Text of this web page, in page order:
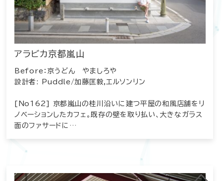
アラビカ京都嵐山
Before：京うどん やましろや
設計者: Puddle/加藤匡毅,エルソンリン
[No162] 京都嵐山の桂川沿いに建つ平屋の和風店舗をリ
ノベーションしたカフェ。既存の壁を取り払い、大きなガラス
面のファサードに…